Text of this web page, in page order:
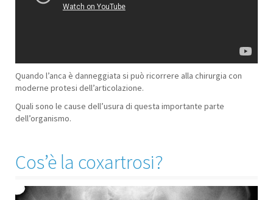
Quando l’anca è danneggiata si può ricorrere alla chirurgia con
moderne protesi dell’articolazione.
Quali sono le cause dell’usura di questa importante parte
dell’organismo.
Cos’è la coxartrosi?